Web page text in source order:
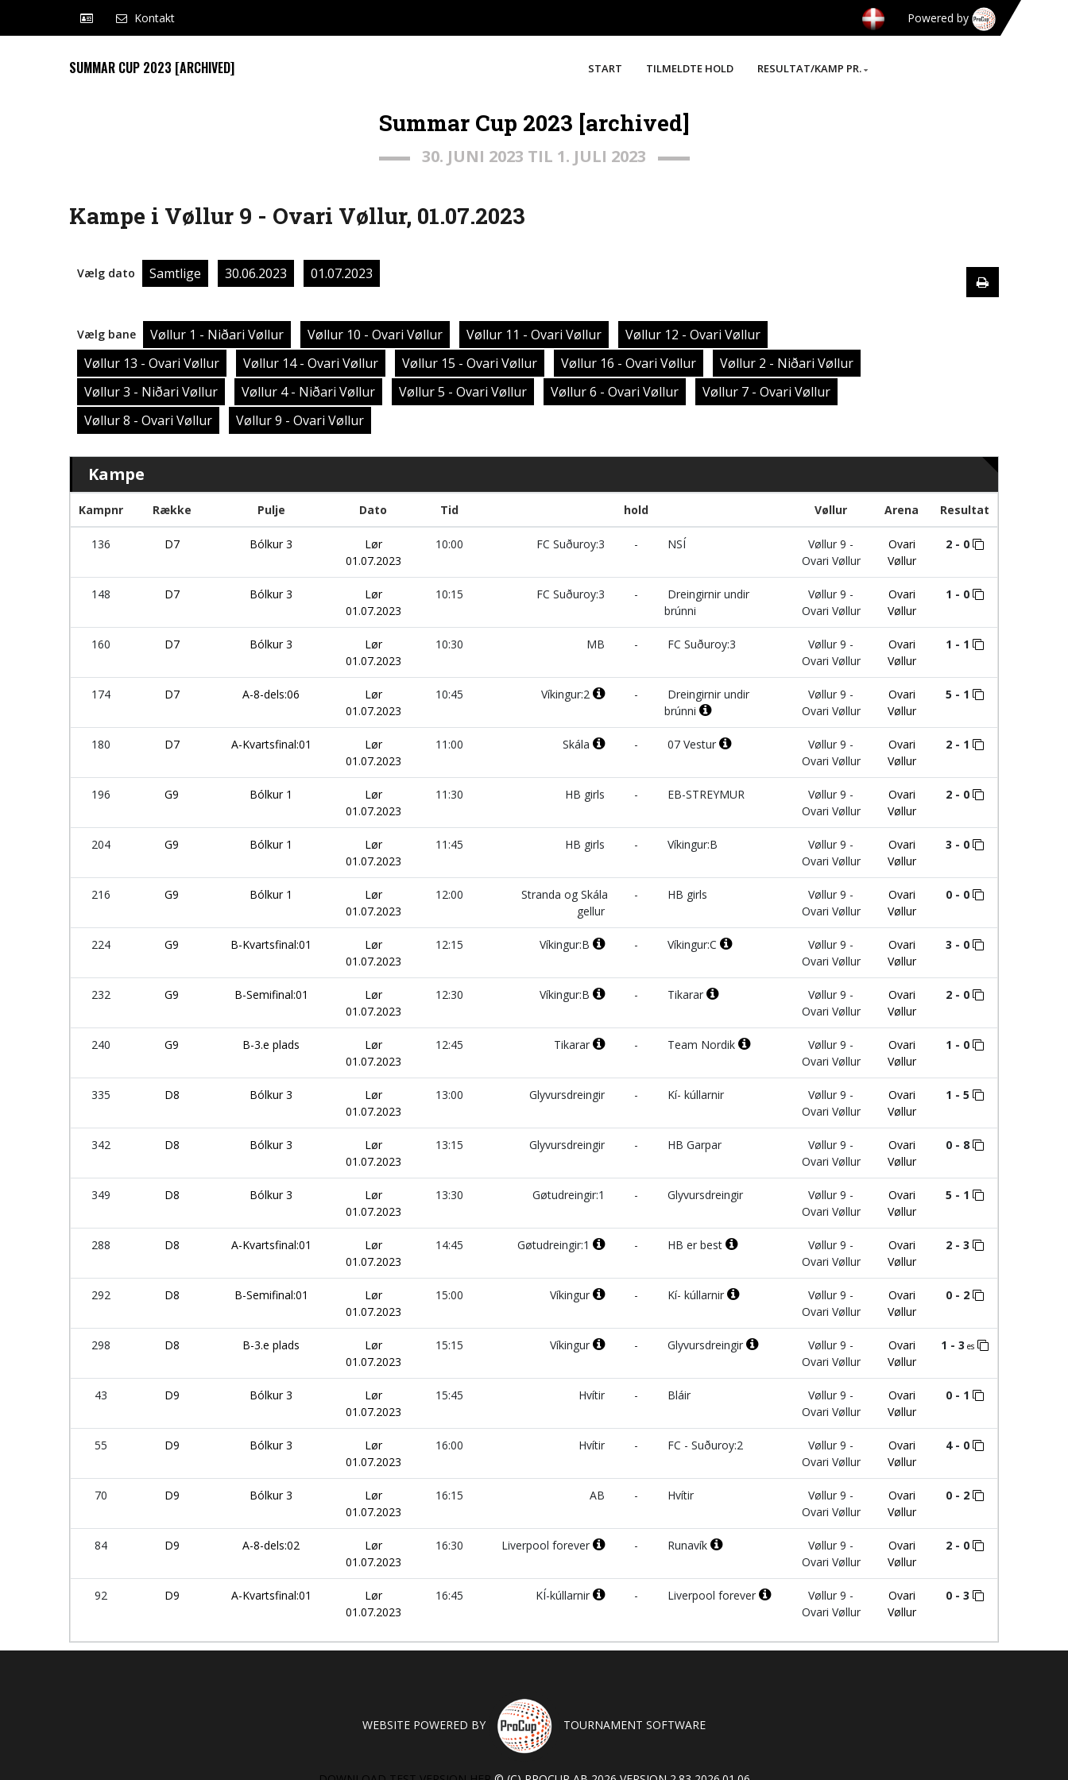
Kontakt Powered by
SUMMAR CUP 2023 [ARCHIVED] START TILMELDTE HOLD RESULTAT/KAMP PR.
Summar Cup 2023 [archived]
30. JUNI 2023 TIL 1. JULI 2023
Kampe i Vøllur 9 - Ovari Vøllur, 01.07.2023
Vælg dato Samtlige 30.06.2023 01.07.2023
Vælg bane Vøllur 1 - Niðari Vøllur Vøllur 10 - Ovari Vøllur Vøllur 11 - Ovari Vøllur
Vøllur 12 - Ovari Vøllur
Vøllur 13 - Ovari Vøllur
Vøllur 14 - Ovari Vøllur Vøllur 15 - Ovari Vøllur Vøllur 16 - Ovari Vøllur
Vøllur 2 - Niðari Vøllur
Vøllur 3 - Niðari Vøllur
Vøllur 4 - Niðari Vøllur Vøllur 5 - Ovari Vøllur Vøllur 6 - Ovari Vøllur
Vøllur 7 - Ovari Vøllur
Vøllur 8 - Ovari Vøllur
Vøllur 9 - Ovari Vøllur
Kampe
Kampnr Række Pulje Dato Tid hold Vøllur Arena Resultat
136 D7 Bólkur 3
Lør
01.07.2023
10:00 FC Suðuroy:3 - NSÍ
Vøllur 9 -
Ovari Vøllur
Ovari
Vøllur
2 - 0
148 D7 Bólkur 3
Lør
01.07.2023
10:15 FC Suðuroy:3 -
Dreingirnir undir
brúnni
Vøllur 9 -
Ovari Vøllur
Ovari
Vøllur
1 - 0
160 D7 Bólkur 3
Lør
01.07.2023
10:30 MB - FC Suðuroy:3
Vøllur 9 -
Ovari Vøllur
Ovari
Vøllur
1 - 1
174 D7 A-8-dels:06
Lør
01.07.2023
10:45 Víkingur:2 -
Dreingirnir undir
brúnni
Vøllur 9 -
Ovari Vøllur
Ovari
Vøllur
5 - 1
180 D7 A-Kvartsfinal:01
Lør
01.07.2023
11:00 Skála - 07 Vestur
Vøllur 9 -
Ovari Vøllur
Ovari
Vøllur
2 - 1
196 G9 Bólkur 1
Lør
01.07.2023
11:30 HB girls - EB-STREYMUR
Vøllur 9 -
Ovari Vøllur
Ovari
Vøllur
2 - 0
204 G9 Bólkur 1
Lør
01.07.2023
11:45 HB girls - Víkingur:B
Vøllur 9 -
Ovari Vøllur
Ovari
Vøllur
3 - 0
216 G9 Bólkur 1
Lør
01.07.2023
12:00
Stranda og Skála
gellur
- HB girls
Vøllur 9 -
Ovari Vøllur
Ovari
Vøllur
0 - 0
224 G9 B-Kvartsfinal:01
Lør
01.07.2023
12:15 Víkingur:B - Víkingur:C
Vøllur 9 -
Ovari Vøllur
Ovari
Vøllur
3 - 0
232 G9 B-Semifinal:01
Lør
01.07.2023
12:30 Víkingur:B - Tikarar
Vøllur 9 -
Ovari Vøllur
Ovari
Vøllur
2 - 0
240 G9 B-3.e plads
Lør
01.07.2023
12:45 Tikarar - Team Nordik
Vøllur 9 -
Ovari Vøllur
Ovari
Vøllur
1 - 0
335 D8 Bólkur 3
Lør
01.07.2023
13:00 Glyvursdreingir - Kí- kúllarnir
Vøllur 9 -
Ovari Vøllur
Ovari
Vøllur
1 - 5
342 D8 Bólkur 3
Lør
01.07.2023
13:15 Glyvursdreingir - HB Garpar
Vøllur 9 -
Ovari Vøllur
Ovari
Vøllur
0 - 8
349 D8 Bólkur 3
Lør
01.07.2023
13:30 Gøtudreingir:1 - Glyvursdreingir
Vøllur 9 -
Ovari Vøllur
Ovari
Vøllur
5 - 1
288 D8 A-Kvartsfinal:01
Lør
01.07.2023
14:45 Gøtudreingir:1 - HB er best
Vøllur 9 -
Ovari Vøllur
Ovari
Vøllur
2 - 3
292 D8 B-Semifinal:01
Lør
01.07.2023
15:00 Víkingur - Kí- kúllarnir
Vøllur 9 -
Ovari Vøllur
Ovari
Vøllur
0 - 2
298 D8 B-3.e plads
Lør
01.07.2023
15:15 Víkingur - Glyvursdreingir
Vøllur 9 -
Ovari Vøllur
Ovari
Vøllur
1 - 3 es
43 D9 Bólkur 3
Lør
01.07.2023
15:45 Hvítir - Bláir
Vøllur 9 -
Ovari Vøllur
Ovari
Vøllur
0 - 1
55 D9 Bólkur 3
Lør
01.07.2023
16:00 Hvítir - FC - Suðuroy:2
Vøllur 9 -
Ovari Vøllur
Ovari
Vøllur
4 - 0
70 D9 Bólkur 3
Lør
01.07.2023
16:15 AB - Hvítir
Vøllur 9 -
Ovari Vøllur
Ovari
Vøllur
0 - 2
84 D9 A-8-dels:02
Lør
01.07.2023
16:30 Liverpool forever - Runavík
Vøllur 9 -
Ovari Vøllur
Ovari
Vøllur
2 - 0
92 D9 A-Kvartsfinal:01
Lør
01.07.2023
16:45 KÍ-kúllarnir - Liverpool forever
Vøllur 9 -
Ovari Vøllur
Ovari
Vøllur
0 - 3
WEBSITE POWERED BY TOURNAMENT SOFTWARE